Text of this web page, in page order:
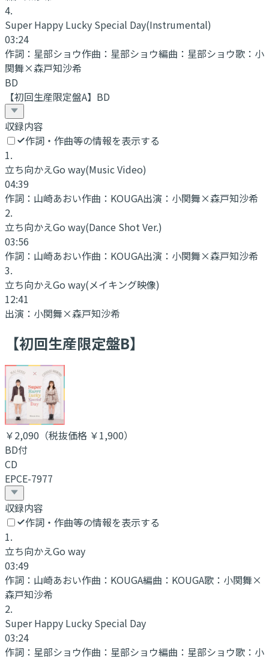
4.
Super Happy Lucky Special Day(Instrumental)
03:24
作詞： 星部ショウ作曲： 星部ショウ編曲： 星部ショウ歌： 小
関舞×森戸知沙希
BD
【初回生産限定盤A】BD
収録内容
作詞・作曲等の情報を表示する
1.
立ち向かえGo way(Music Video)
04:39
作詞： 山崎あおい作曲： KOUGA出演： 小関舞×森戸知沙希
2.
立ち向かえGo way(Dance Shot Ver.)
03:56
作詞： 山崎あおい作曲： KOUGA出演： 小関舞×森戸知沙希
3.
立ち向かえGo way(メイキング映像)
12:41
出演： 小関舞×森戸知沙希
【初回生産限定盤B】
￥2,090 （税抜価格 ￥1,900）
BD付
CD
EPCE-7977
収録内容
作詞・作曲等の情報を表示する
1.
立ち向かえGo way
03:49
作詞： 山崎あおい作曲： KOUGA編曲： KOUGA歌： 小関舞×
森戸知沙希
2.
Super Happy Lucky Special Day
03:24
作詞： 星部ショウ作曲： 星部ショウ編曲： 星部ショウ歌： 小